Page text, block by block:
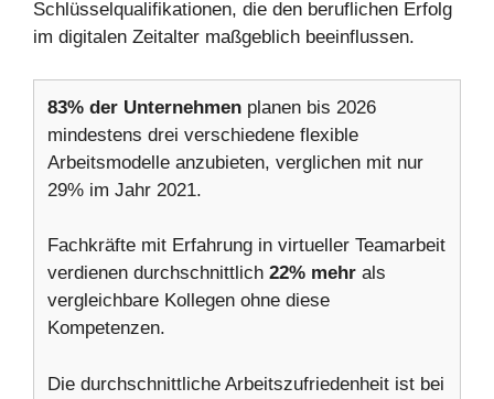
Schlüsselqualifikationen, die den beruflichen Erfolg
im digitalen Zeitalter maßgeblich beeinflussen.
83% der Unternehmen planen bis 2026
mindestens drei verschiedene flexible
Arbeitsmodelle anzubieten, verglichen mit nur
29% im Jahr 2021.
Fachkräfte mit Erfahrung in virtueller Teamarbeit
verdienen durchschnittlich 22% mehr als
vergleichbare Kollegen ohne diese
Kompetenzen.
Die durchschnittliche Arbeitszufriedenheit ist bei